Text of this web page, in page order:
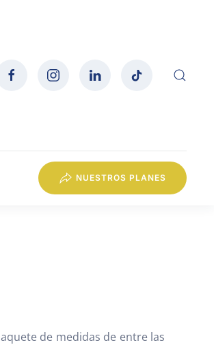
NUESTROS PLANES
de medidas de entre las